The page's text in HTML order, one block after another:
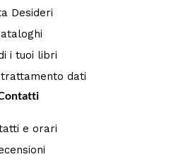
Desideri
i tuoi libri
dati
e orari